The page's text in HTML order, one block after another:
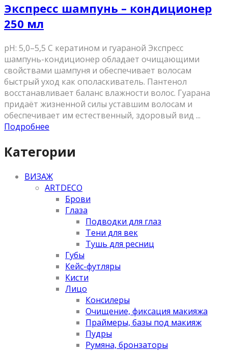
Экспресс шампунь – кондиционер
250 мл
pH: 5,0–5,5 С кератином и гуараной Экспресс
шампунь-кондиционер обладает очищающими
свойствами шампуня и обеспечивает волосам
быстрый уход как ополаскиватель. Пантенол
восстанавливает баланс влажности волос. Гуарана
придаёт жизненной силы уставшим волосам и
обеспечивает им естественный, здоровый вид ...
Подробнее
Категории
ВИЗАЖ
ARTDECO
Брови
Глаза
Подводки для глаз
Тени для век
Тушь для ресниц
Губы
Кейс-футляры
Кисти
Лицо
Консилеры
Очищение, фиксация макияжа
Праймеры, базы под макияж
Пудры
Румяна, бронзаторы